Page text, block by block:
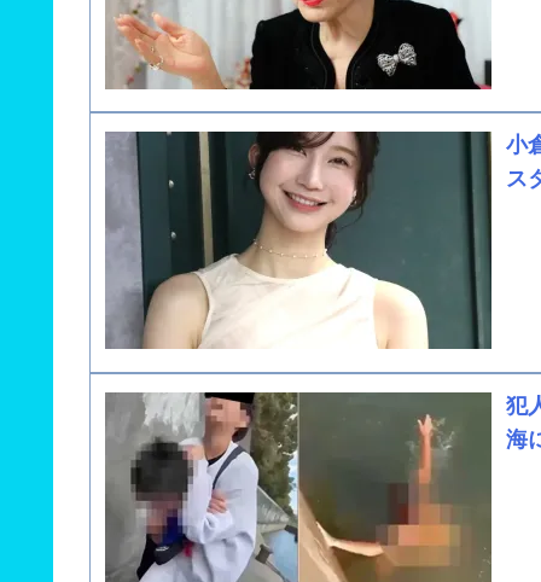
小
ス
犯
海